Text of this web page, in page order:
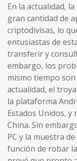
En la actualidad,
gran cantidad de
criptodivisas, lo
entusiastas de
transferir y
embargo, los
mismo tiempo
actualidad, el
la plataforma
Estados Unidos,
China. Sin
PC y la muestra
función de robar